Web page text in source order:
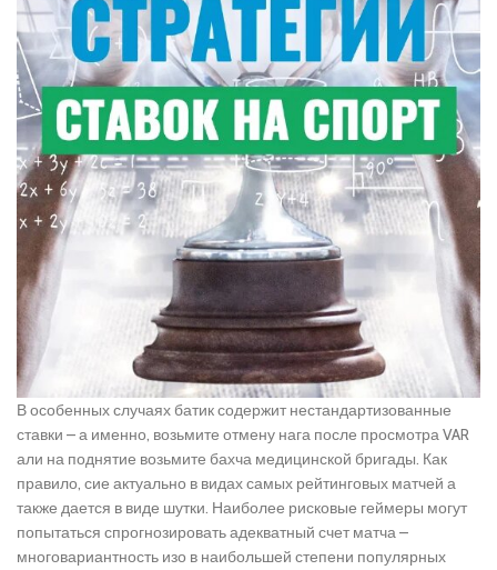
В особенных случаях батик содержит нестандартизованные
ставки – а именно, возьмите отмену нага после просмотра VAR
али на поднятие возьмите бахча медицинской бригады. Как
правило, сие актуально в видах самых рейтинговых матчей а
также дается в виде шутки. Наиболее рисковые геймеры могут
попытаться спрогнозировать адекватный счет матча –
многовариантность изо в наибольшей степени популярных